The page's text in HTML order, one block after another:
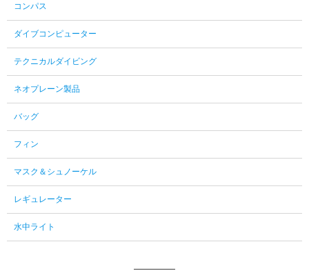
コンパス
ダイブコンピューター
テクニカルダイビング
ネオプレーン製品
バッグ
フィン
マスク＆シュノーケル
レギュレーター
水中ライト